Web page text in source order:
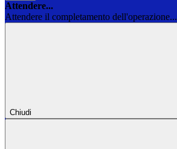
Attendere...
Attendere il completamento dell'operazione...
Chiudi